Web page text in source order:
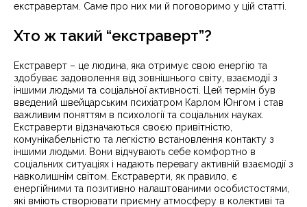
екстравертам. Саме про них ми й поговоримо у цій статті.
Хто ж такий “екстраверт”?
Екстраверт – це людина, яка отримує свою енергію та
здобуває задоволення від зовнішнього світу, взаємодії з
іншими людьми та соціальної активності. Цей термін був
введений швейцарським психіатром Карлом Юнгом і став
важливим поняттям в психології та соціальних науках.
Екстраверти відзначаються своєю привітністю,
комунікабельністю та легкістю встановлення контакту з
іншими людьми. Вони відчувають себе комфортно в
соціальних ситуаціях і надають перевагу активній взаємодії з
навколишнім світом. Екстраверти, як правило, є
енергійними та позитивно налаштованими особистостями,
які вміють створювати приємну атмосферу в колективі та